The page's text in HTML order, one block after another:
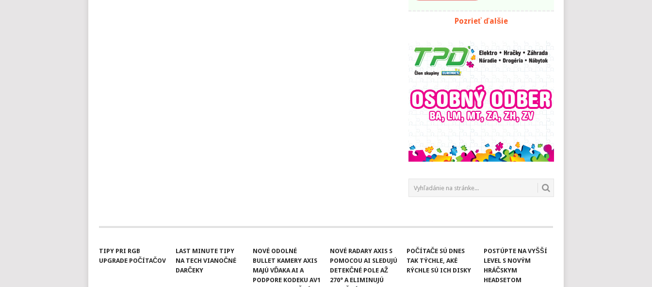
Pozrieť ďalšie
TIPY PRI RGB
UPGRADE POČÍTAČOV
LAST MINUTE TIPY
NA TECH VIANOČNÉ
DARČEKY
NOVÉ ODOLNÉ
BULLET KAMERY AXIS
MAJÚ VĎAKA AI A
PODPORE KODEKU AV1
NOVÉ RADARY AXIS S
POMOCOU AI SLEDUJÚ
DETEKČNÉ POLE AŽ
270° A ELIMINUJÚ
POČÍTAČE SÚ DNES
TAK TÝCHLE, AKÉ
RÝCHLE SÚ ICH DISKY
POSTÚPTE NA VYŠŠÍ
LEVEL S NOVÝM
HRÁČSKYM
HEADSETOM